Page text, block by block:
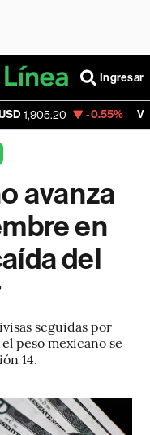
Ingresar
-0.55% Visa 368.54
avanza
en
del
seguidas por
peso mexicano se
14.